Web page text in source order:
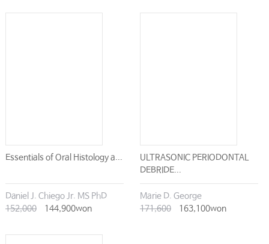
Essentials of Oral Histology a...
Daniel J. Chiego Jr. MS PhD
152,000
144,900won
ULTRASONIC PERIODONTAL
DEBRIDE...
Marie D. George
171,600
163,100won